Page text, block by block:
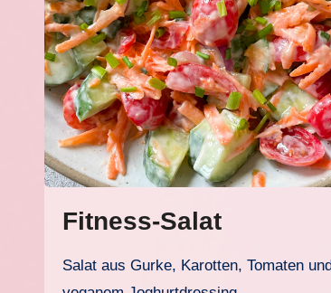
Fitness-Salat
Salat aus Gurke, Karotten, Tomaten und